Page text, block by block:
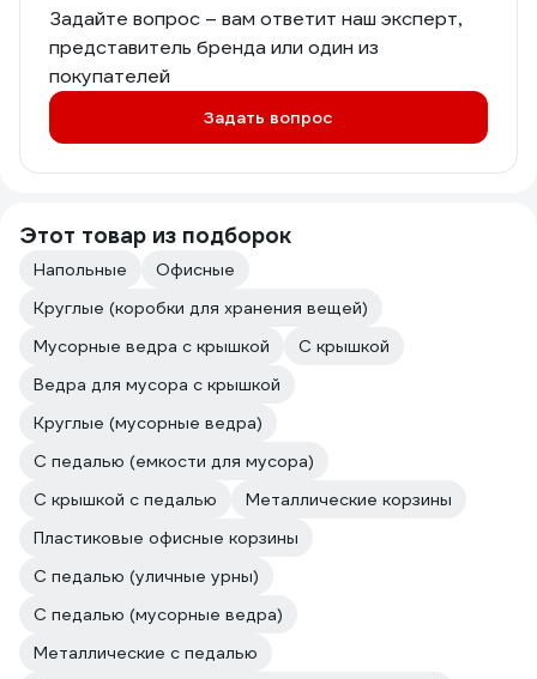
Задайте вопрос – вам ответит наш эксперт,
представитель бренда или один из
покупателей
Задать вопрос
Этот товар из подборок
Напольные
Офисные
Круглые (коробки для хранения вещей)
Мусорные ведра с крышкой
С крышкой
Ведра для мусора с крышкой
Круглые (мусорные ведра)
С педалью (емкости для мусора)
С крышкой с педалью
Металлические корзины
Пластиковые офисные корзины
С педалью (уличные урны)
С педалью (мусорные ведра)
Металлические с педалью